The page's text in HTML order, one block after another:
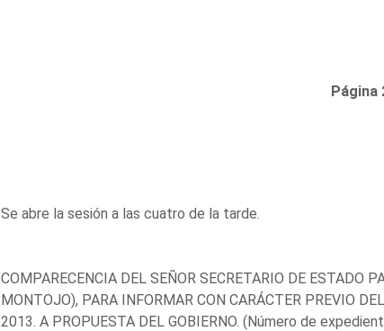
Página
Se abre la sesión a las cuatro de la tarde.
COMPARECENCIA DEL SEÑOR SECRETARIO DE ESTADO
MONTOJO), PARA INFORMAR CON CARÁCTER PREVIO
2013. A PROPUESTA DEL GOBIERNO. (Número de